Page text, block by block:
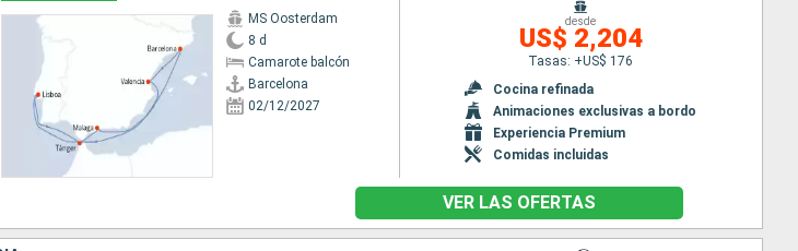
MS Oosterdam
8 d
Camarote balcón
Barcelona
02/12/2027
desde
US$ 2,204
Tasas: +US$ 176
Cocina refinada
Animaciones exclusivas a bordo
Experiencia Premium
Comidas incluidas
VER LAS OFERTAS